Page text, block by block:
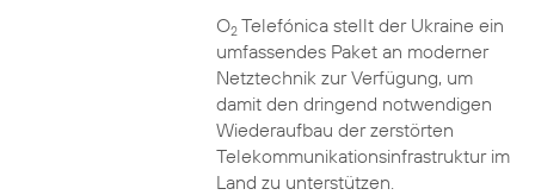
O2Telefónica stellt der Ukraine ein
umfassendes Paket an moderner
Netztechnik zur Verfügung, um
damit den dringend notwendigen
Wiederaufbau der zerstörten
Telekommunikationsinfrastruktur im
Land zu unterstützen.